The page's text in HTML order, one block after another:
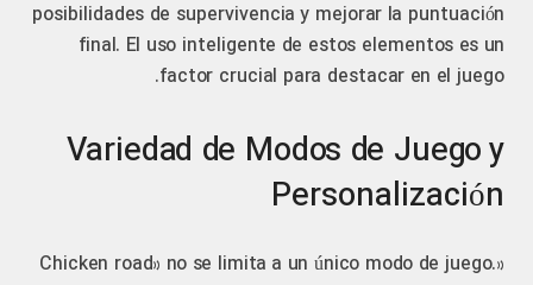
posibilidades de supervivencia y mejorar la puntuación
final. El uso inteligente de estos elementos es un
factor crucial para destacar en el juego.
Variedad de Modos de Juego y
Personalización
«Chicken road» no se limita a un único modo de juego.